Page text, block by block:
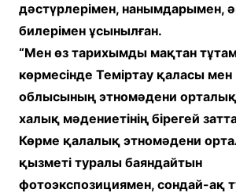
дәстүрлерімен, нанымдарымен,
билерімен ұсынылған.
“Мен өз тарихымды мақтан
көрмесінде Теміртау қаласы
облысының этномәдени
халық мәдениетінің бірегей
Көрме қалалық этномәдени
қызметі туралы баяндайтын
фотоэкспозициямен, сондай-ақ